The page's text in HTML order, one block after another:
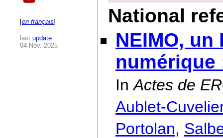
[en français]
last update:
04 Nov. 2025
National
NEIMO,
numérique
InActes de
Aublet-
Portolan,